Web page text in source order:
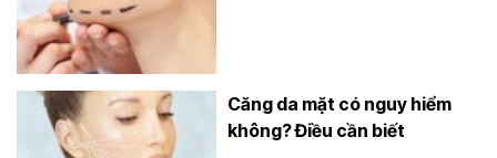
Căng da mặt có nguy hiểm
không? Điều cần biết